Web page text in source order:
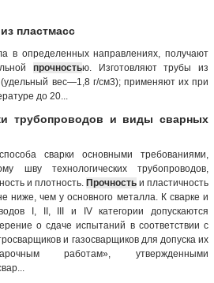
пластмасс
в определенных направлениях, получают
прочностью. Изготовляют трубы из
вес—1,8 г/см3); применяют их при
до 20...
трубопроводов и виды сварных
сварки основными требованиями,
шву технологических трубопроводов,
и плотность. Прочность и пластичность
ниже, чем у основного металла. К сварке и
I, II, III и IV категории допускаются
о сдаче испытаний в соответствии с
и газосварщиков для допуска их
работам», утвержденными